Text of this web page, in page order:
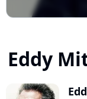
Eddy